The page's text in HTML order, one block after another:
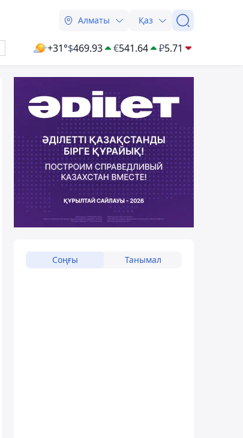
Алматы Қаз
+31°$469.93 €541.64 ₽5.71
Соңғы Танымал